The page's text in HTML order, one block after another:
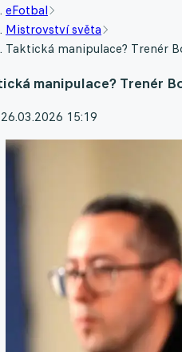
eFotbal
Mistrovství světa
Taktická manipulace? Trenér
manipulace? Trenér
26.03.2026 15:19